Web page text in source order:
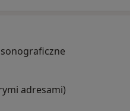
adresami)